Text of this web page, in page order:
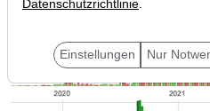
Datenschutzrichtlinie.
Einstellungen Nur